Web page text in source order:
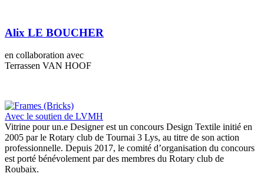
Alix LE BOUCHER
en collaboration avec
Terrassen VAN HOOF
Avec le soutien de LVMH
Vitrine pour un.e Designer est un concours Design Textile initié en
2005 par le Rotary club de Tournai 3 Lys, au titre de son action
professionnelle. Depuis 2017, le comité d’organisation du concours
est porté bénévolement par des membres du Rotary club de
Roubaix.